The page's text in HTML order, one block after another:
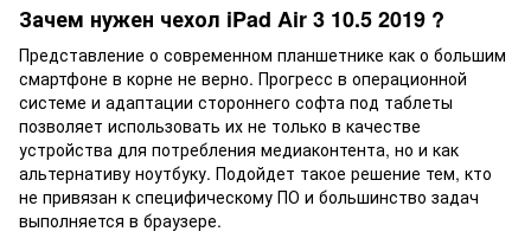
Зачем нужен чехол iPad Air 3 10.5 2019 ?
Представление о современном планшетнике как о большим
смартфоне в корне не верно. Прогресс в операционной
системе и адаптации стороннего софта под таблеты
позволяет использовать их не только в качестве
устройства для потребления медиаконтента, но и как
альтернативу ноутбуку. Подойдет такое решение тем, кто
не привязан к специфическому ПО и большинство задач
выполняется в браузере.